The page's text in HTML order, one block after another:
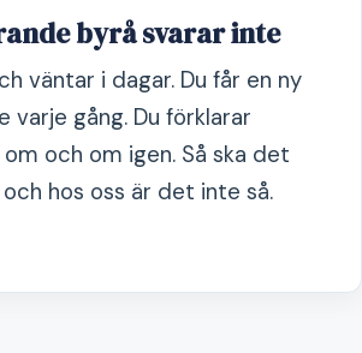
byrå svarar inte
väntar i dagar. Du får en ny
varje gång. Du förklarar
och om igen. Så ska det
hos oss är det inte så.